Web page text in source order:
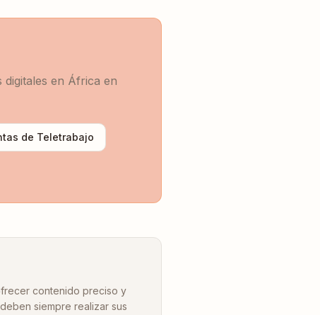
en África en
de Teletrabajo
contenido preciso y
siempre realizar sus